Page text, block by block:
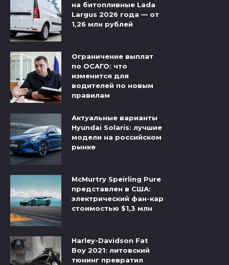
на битопливные Lada
Largus 2026 года — от
1,26 млн рублей
Ограничение выплат
по ОСАГО: что
изменится для
водителей по новым
правилам
Актуальные варианты
Hyundai Solaris: лучшие
модели на российском
рынке
McMurtry Speirling Pure
представлен в США:
электрический фан-кар
стоимостью $1,3 млн
Harley-Davidson Fat
Boy 2021: литовский
тюнинг превратил